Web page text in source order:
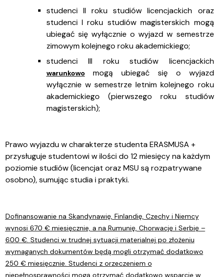
studenci II roku studiów licencjackich oraz
studenci I roku studiów magisterskich mogą
ubiegać się wyłącznie o wyjazd w semestrze
zimowym kolejnego roku akademickiego;
studenci III roku studiów licencjackich
warunkowo
mogą ubiegać się o wyjazd
wyłącznie w semestrze letnim kolejnego roku
akademickiego (pierwszego roku studiów
magisterskich);
Prawo wyjazdu w charakterze studenta ERASMUSA +
przysługuje studentowi w ilości do 12 miesięcy na każdym
poziomie studiów (licencjat oraz MSU są rozpatrywane
osobno), sumując studia i praktyki.
Dofinansowanie na Skandynawię, Finlandię, Czechy i Niemcy
wynosi 670 €miesięcznie, a na Rumunię, Chorwację i Serbię –
600 €. Studenci w trudnej sytuacji materialnej po złożeniu
wymaganych dokumentów będą mogli otrzymać dodatkowo
250 € miesięcznie. Studenci z orzeczeniem o
niepełnosprawności mogą otrzymać dodatkowo wsparcie w